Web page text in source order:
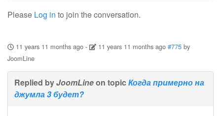
Please Log in to join the conversation.
11 years 11 months ago- 11 years 11 months ago #775 by
JoomLine
Replied byJoomLineon topic Когда примерно на
джумла 3 будет?